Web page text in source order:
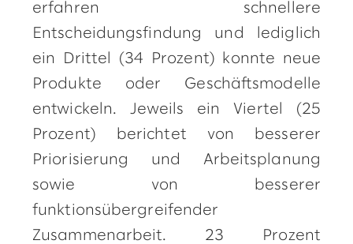
erfahren schnellere
Entscheidungsfindung und lediglich
ein Drittel (34 Prozent) konnte neue
Produkte oder Geschäftsmodelle
entwickeln. Jeweils ein Viertel (25
Prozent) berichtet von besserer
Priorisierung und Arbeitsplanung
sowie von besserer
funktionsübergreifender
Zusammenarbeit. 23 Prozent